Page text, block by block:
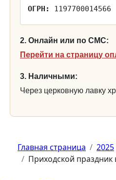
ОГРН:
1197700014566
2. Онлайн или по СМС:
Перейти на страницу
3. Наличными:
Через церковную лавку
Главная страница 2025
Приходской